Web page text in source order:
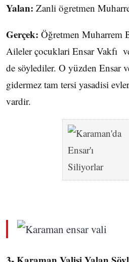
Yalan: Zanli ögretmen
Gerçek: Öğretmen Muharrem
Aileler çocuklari Ensar Vakfı
de söylediler. O yüzden Ensar
gidermez tam tersi yasadisi
vardir.